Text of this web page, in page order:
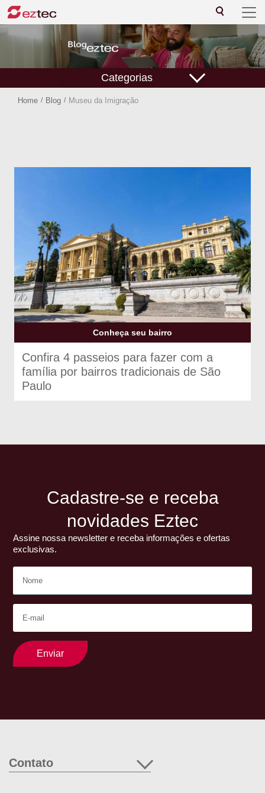
Categorias
Home / Blog / Museu da Imigração
Conheça seu bairro
Confira 4 passeios para fazer com a
família por bairros tradicionais de São
Paulo
Cadastre-se e receba
novidades Eztec
Assine nossa newsletter e receba informações e ofertas
exclusivas.
Enviar
Contato